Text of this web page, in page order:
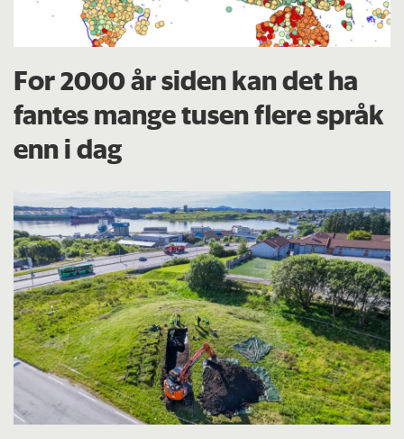
For 2000 år siden kan det ha
fantes mange tusen flere språk
enn i dag